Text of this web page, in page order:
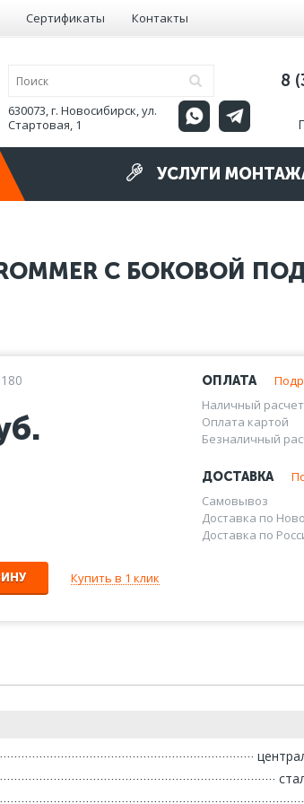
Сертификаты Контакты
630073, г. Новосибирск, ул.
Стартовая, 1
8
УСЛУГИ
С БОКОВОЙ
ОПЛАТА
Наличный расчет
Оплата картой
Безналичный
ДОСТАВКА
Самовывоз
Доставка по
Доставка по
Купить в 1 клик